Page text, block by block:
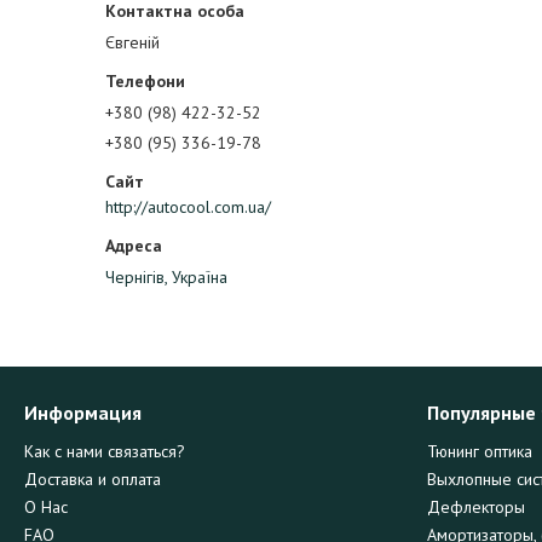
Євгеній
+380 (98) 422-32-52
+380 (95) 336-19-78
http://autocool.com.ua/
Чернігів, Україна
Информация
Как с нами связаться?
Доставка и оплата
О Нас
FAQ
Тюнинг оптика
Выхлопные
Дефлекторы
Амортизаторы,